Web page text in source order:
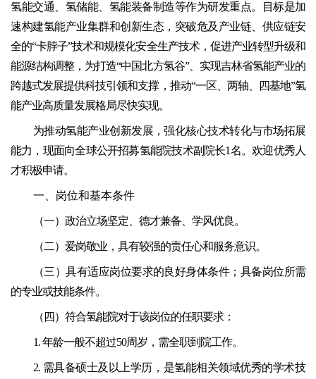
氢能交通、氢储能、氢能装备制造等作为研发重点。目标是加
速构建氢能产业集群和创新生态，突破危及产业链、供应链安
全的“卡脖子”技术和规模化安全生产技术，促进产业转型升级和
能源结构调整，为打造“中国北方氢谷”、实现吉林省氢能产业的
跨越式发展提供科技引领和支撑，推动“一区、两轴、四基地”氢
能产业高质量发展格局尽快实现。
为推动氢能产业创新发展，强化核心技术转化与市场拓展
能力，现面向全球公开招募氢能院技术副院长1名。欢迎优秀人
才积极申请。
一、岗位和基本条件
（一）政治立场坚定、德才兼备、学风优良。
（二）爱岗敬业，具有较强的责任心和服务意识。
（三）具有适应岗位要求的良好身体条件；具备岗位所需
的专业或技能条件。
（四）符合氢能院对于该岗位的任职要求：
1. 年龄一般不超过50周岁，需全职到院工作。
2. 需具备硕士及以上学历，是氢能相关领域优秀的学术技